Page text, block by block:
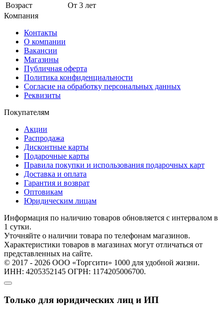
Возраст
От 3 лет
Компания
Контакты
О компании
Вакансии
Магазины
Публичная оферта
Политика конфиденциальности
Согласие на обработку персональных данных
Реквизиты
Покупателям
Акции
Распродажа
Дисконтные карты
Подарочные карты
Правила покупки и использования подарочных карт
Доставка и оплата
Гарантия и возврат
Оптовикам
Юридическим лицам
Информация по наличию товаров обновляется с интервалом в
1 сутки.
Уточняйте о наличии товара по телефонам магазинов.
Характеристики товаров в магазинах могут отличаться от
представленных на сайте.
© 2017 - 2026 ООО «Торгсити» 1000 для удобной жизни.
ИНН: 4205352145 ОГРН: 1174205006700.
Только для юридических лиц и ИП